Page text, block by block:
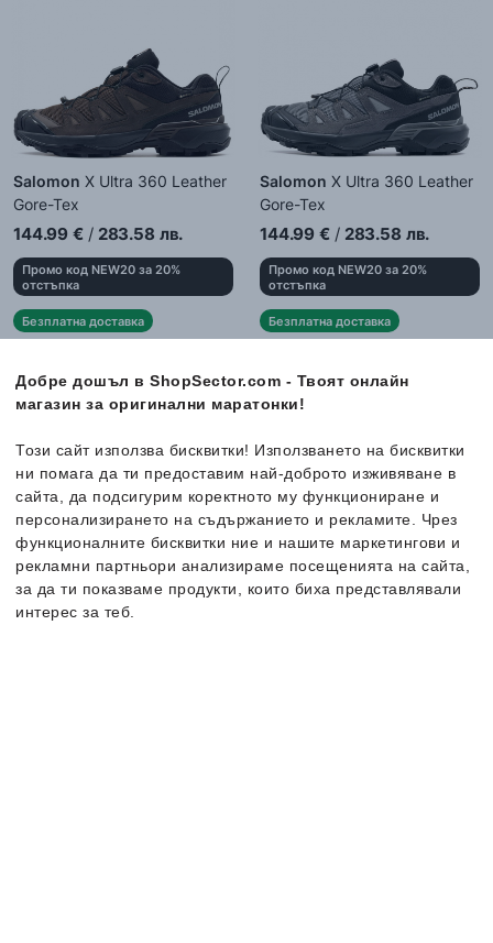
Добре дошъл в ShopSector.com - Твоят онлайн
магазин за оригинални маратонки!
Този сайт използва бисквитки! Използването на бисквитки
ни помага да ти предоставим най-доброто изживяване в
сайта, да подсигурим коректното му функциониране и
персонализирането на съдържанието и рекламите. Чрез
функционалните бисквитки ние и нашите маркетингови и
рекламни партньори анализираме посещенията на сайта,
за да ти показваме продукти, които биха представлявали
интерес за теб.
Salomon X Ultra 360 Leather
Gore-Tex
Мъжки спортни обувки
144.99 € / 283.58 лв.
Промо код NEW20 за 20%
отстъпка
Безплатна доставка
40 42
42 ⅔
Salomon X Ultra 360 Leather
Gore-Tex
Мъжки спортни обувки
144.99 € / 283.58 лв.
Промо код NEW20 за 20%
отстъпка
Безплатна доставка
41 ⅓ 42 ⅔
Ново Ново